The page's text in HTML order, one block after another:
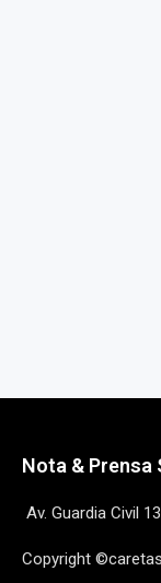
Nota & Prensa
Av. Guardia Civil
Copyright